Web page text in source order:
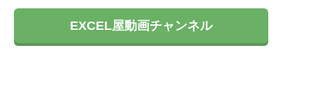
EXCEL屋動画チャンネル